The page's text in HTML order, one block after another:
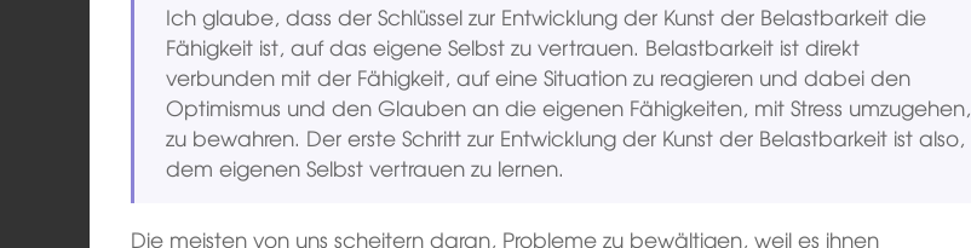
Ich glaube, dass der Schlüssel zur Entwicklung der Kunst der Belastbarkeit die
Fähigkeit ist, auf das eigene Selbst zu vertrauen. Belastbarkeit ist direkt
verbunden mit der Fähigkeit, auf eine Situation zu reagieren und dabei den
Optimismus und den Glauben an die eigenen Fähigkeiten, mit Stress umzugehen,
zu bewahren. Der erste Schritt zur Entwicklung der Kunst der Belastbarkeit ist also,
dem eigenen Selbst vertrauen zu lernen.
Die meisten von uns scheitern daran, Probleme zu bewältigen, weil es ihnen